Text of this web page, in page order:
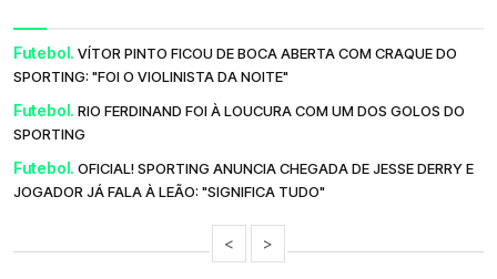
Futebol. VÍTOR PINTO FICOU DE BOCA ABERTA COM CRAQUE DO
SPORTING: "FOI O VIOLINISTA DA NOITE"
Futebol. RIO FERDINAND FOI À LOUCURA COM UM DOS GOLOS DO
SPORTING
Futebol. OFICIAL! SPORTING ANUNCIA CHEGADA DE JESSE DERRY E
JOGADOR JÁ FALA À LEÃO: "SIGNIFICA TUDO"
< >